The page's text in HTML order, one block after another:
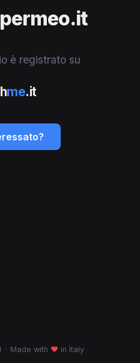
è registrato su
me.it
· Made with ♥ in Italy